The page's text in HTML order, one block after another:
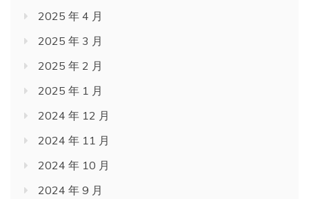
2025 年 4 月
2025 年 3 月
2025 年 2 月
2025 年 1 月
2024 年 12 月
2024 年 11 月
2024 年 10 月
2024 年 9 月